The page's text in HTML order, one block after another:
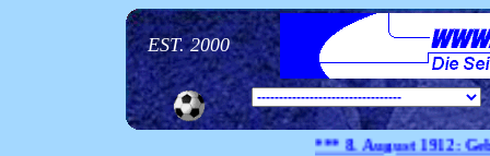
EST. 2000
*** 8. August1912: